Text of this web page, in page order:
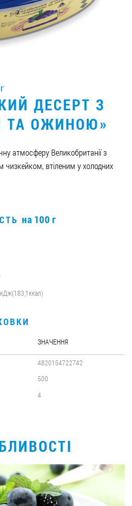
Вакансії
ПРОДУКЦІЮ «РУДЬ»:
ПАРТНЕРОМ
48 28 17
42 29 23
ДЕСЕРТ З
ТА ОЖИНОЮ»
атмосферу Великобританії з
чизкейком, втіленим у холодних
на 100 г
ЗНАЧЕННЯ
4820154722742
500
4